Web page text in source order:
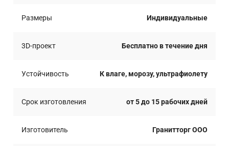
Размеры Индивидуальные
3D-проект Бесплатно в течение дня
Устойчивость К влаге, морозу, ультрафиолету
Срок изготовления от 5 до 15 рабочих дней
Изготовитель Гранитторг ООО